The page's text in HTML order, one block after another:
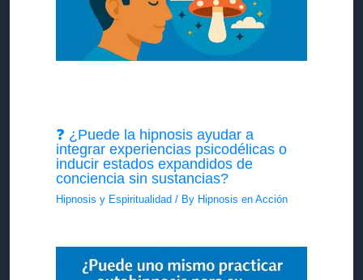
❓ ¿Puede la hipnosis ayudar a
integrar experiencias psicodélicas o
inducir estados expandidos de
conciencia sin sustancias?
Hipnosis y Espiritualidad / By Hipnosis en Acción